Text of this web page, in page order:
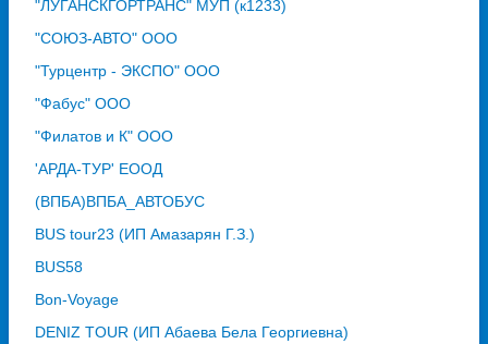
"ЛУГАНСКГОРТРАНС" МУП (к1233)
"СОЮЗ-АВТО" ООО
"Турцентр - ЭКСПО" ООО
"Фабус" ООО
"Филатов и К" ООО
'АРДА-ТУР' ЕООД
(ВПБА)ВПБА_АВТОБУС
BUS tour23 (ИП Амазарян Г.З.)
BUS58
Bon-Voyage
DENIZ TOUR (ИП Абаева Бела Георгиевна)